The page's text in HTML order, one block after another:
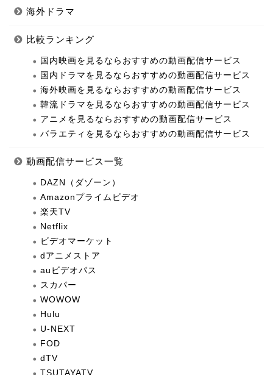
海外ドラマ
比較ランキング
国内映画を見るならおすすめの動画配信サービス
国内ドラマを見るならおすすめの動画配信サービス
海外映画を見るならおすすめの動画配信サービス
韓流ドラマを見るならおすすめの動画配信サービス
アニメを見るならおすすめの動画配信サービス
バラエティを見るならおすすめの動画配信サービス
動画配信サービス一覧
DAZN（ダゾーン）
Amazonプライムビデオ
楽天TV
Netflix
ビデオマーケット
dアニメストア
auビデオパス
スカパー
WOWOW
Hulu
U-NEXT
FOD
dTV
TSUTAYATV